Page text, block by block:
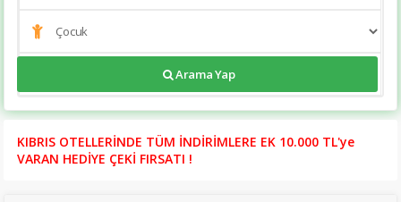
https://tatilsitesi.com/pia-bella-hotel-
Arama Yap
KIBRIS OTELLERİNDE TÜM İNDİRİMLERE EK 10.000 TL'ye
VARAN HEDİYE ÇEKİ FIRSATI !